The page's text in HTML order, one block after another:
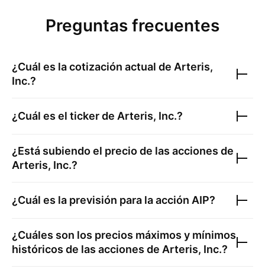
Preguntas frecuentes
¿Cuál es la cotización actual de Arteris,
Inc.?
¿Cuál es el ticker de Arteris, Inc.?
¿Está subiendo el precio de las acciones de
Arteris, Inc.?
¿Cuál es la previsión para la acción AIP?
¿Cuáles son los precios máximos y mínimos
históricos de las acciones de Arteris, Inc.?